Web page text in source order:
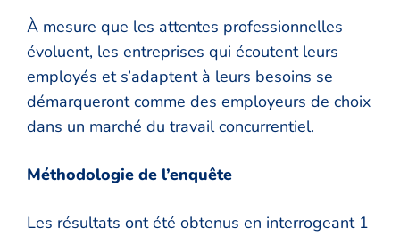
À mesure que les attentes professionnelles
évoluent, les entreprises qui écoutent leurs
employés et s’adaptent à leurs besoins se
démarqueront comme des employeurs de choix
dans un marché du travail concurrentiel.
Méthodologie de l’enquête
Les résultats ont été obtenus en interrogeant 1